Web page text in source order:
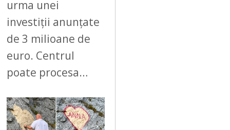
urma unei
investiții anunțate
de 3 milioane de
euro. Centrul
poate procesa…